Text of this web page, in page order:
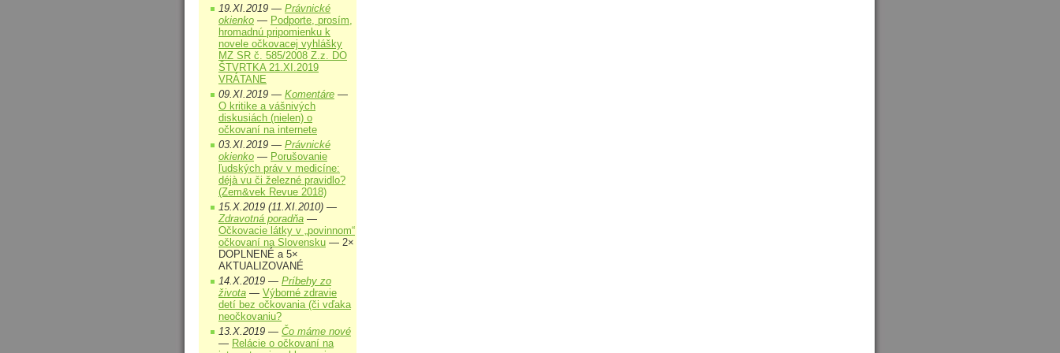
19.XI.2019 — Právnické
okienko — Podporte, prosím,
hromadnú pripomienku k
novele očkovacej vyhlášky
MZ SR č. 585/2008 Z.z. DO
ŠTVRTKA 21.XI.2019
VRÁTANE
09.XI.2019 — Komentáre —
O kritike a vášnivých
diskusiách (nielen) o
očkovaní na internete
03.XI.2019 — Právnické
okienko — Porušovanie
ľudských práv v medicíne:
déjà vu či železné pravidlo?
(Zem&vek Revue 2018)
15.X.2019 (11.XI.2010) —
Zdravotná poradňa —
Očkovacie látky v „povinnom“
očkovaní na Slovensku — 2×
DOPLNENÉ a 5×
AKTUALIZOVANÉ
14.X.2019 — Príbehy zo
života — Výborné zdravie
detí bez očkovania (či vďaka
neočkovaniu?
13.X.2019 — Čo máme nové
— Relácie o očkovaní na